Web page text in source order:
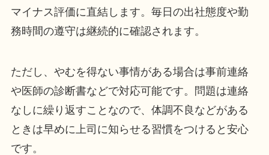
マイナス評価に直結します。毎日の出社態度や勤
務時間の遵守は継続的に確認されます。
ただし、やむを得ない事情がある場合は事前連絡
や医師の診断書などで対応可能です。問題は連絡
なしに繰り返すことなので、体調不良などがある
ときは早めに上司に知らせる習慣をつけると安心
です。